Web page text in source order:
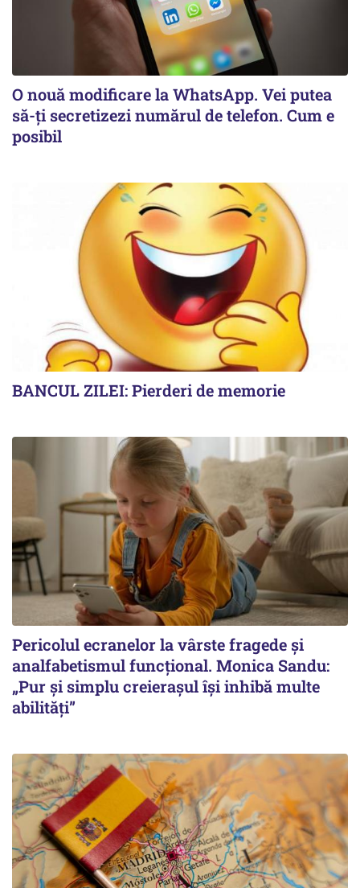
O nouă modificare la WhatsApp. Vei putea
să-ți secretizezi numărul de telefon. Cum e
posibil
BANCUL ZILEI: Pierderi de memorie
Pericolul ecranelor la vârste fragede și
analfabetismul funcțional. Monica Sandu:
„Pur și simplu creierașul își inhibă multe
abilități”